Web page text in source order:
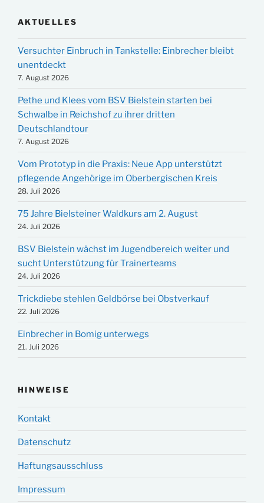
AKTUELLES
Versuchter Einbruch in Tankstelle: Einbrecher bleibt
unentdeckt
7. August 2026
Pethe und Klees vom BSV Bielstein starten bei
Schwalbe in Reichshof zu ihrer dritten
Deutschlandtour
7. August 2026
Vom Prototyp in die Praxis: Neue App unterstützt
pflegende Angehörige im Oberbergischen Kreis
28. Juli 2026
75 Jahre Bielsteiner Waldkurs am 2. August
24. Juli 2026
BSV Bielstein wächst im Jugendbereich weiter und
sucht Unterstützung für Trainerteams
24. Juli 2026
Trickdiebe stehlen Geldbörse bei Obstverkauf
22. Juli 2026
Einbrecher in Bomig unterwegs
21. Juli 2026
HINWEISE
Kontakt
Datenschutz
Haftungsausschluss
Impressum